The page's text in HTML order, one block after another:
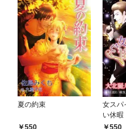
夏の約束
女スパ
い休暇